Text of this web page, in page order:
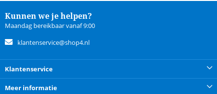
Kunnen we je helpen?
Maandag bereikbaar vanaf 9:00
klantenservice@shop4.nl
Klantenservice
Meer informatie